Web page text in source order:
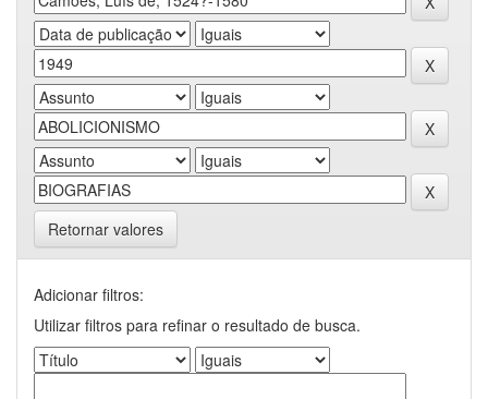
Retornar valores
Adicionar filtros:
Utilizar filtros para refinar o resultado de busca.